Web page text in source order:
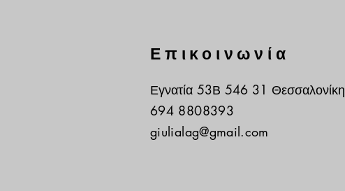
Επικοινωνία
Εγνατία 53Β 546 31 Θεσσαλονίκη
694 8808393​
giulialag@gmail.com